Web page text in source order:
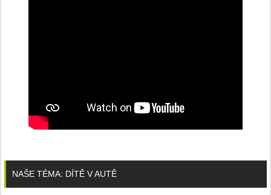
NAŠE TÉMA: DÍTĚ V AUTĚ